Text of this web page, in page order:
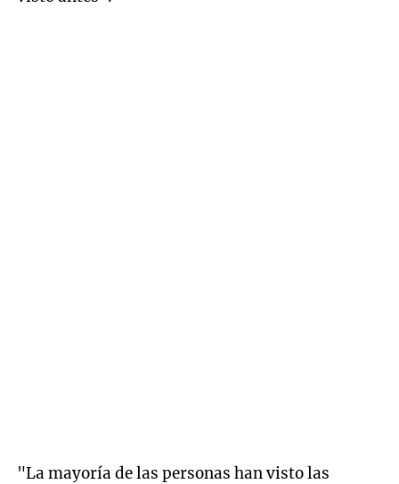
"La mayoría de las personas han visto las